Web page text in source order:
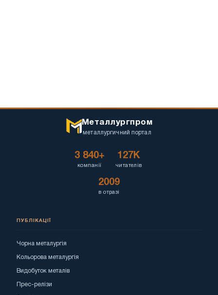
Металлургпром
металлургичний портал
3 840+
компанії
127K
читателів
2009
в отразі
ПУБЛІКАЦІЇ
Чорна металургія
Кольорова металургія
Видобуток металів
Прес-релізи